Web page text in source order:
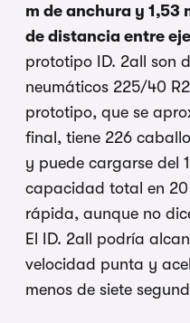
m de anchura y 1,53
de distancia entre
prototipo ID. 2all son
neumáticos 225/40
prototipo, que se
final, tiene 226
y puede cargarse del
capacidad total en
rápida, aunque no
El ID. 2all podría
velocidad punta y
menos de siete